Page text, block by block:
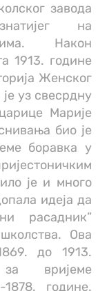
завода
на
Након
1913. године
Женског
уз свесрдну
Марије
био је
боравка у
је и много
идеја да
расадник”
Ова
до 1913.
вријеме
1878. године.